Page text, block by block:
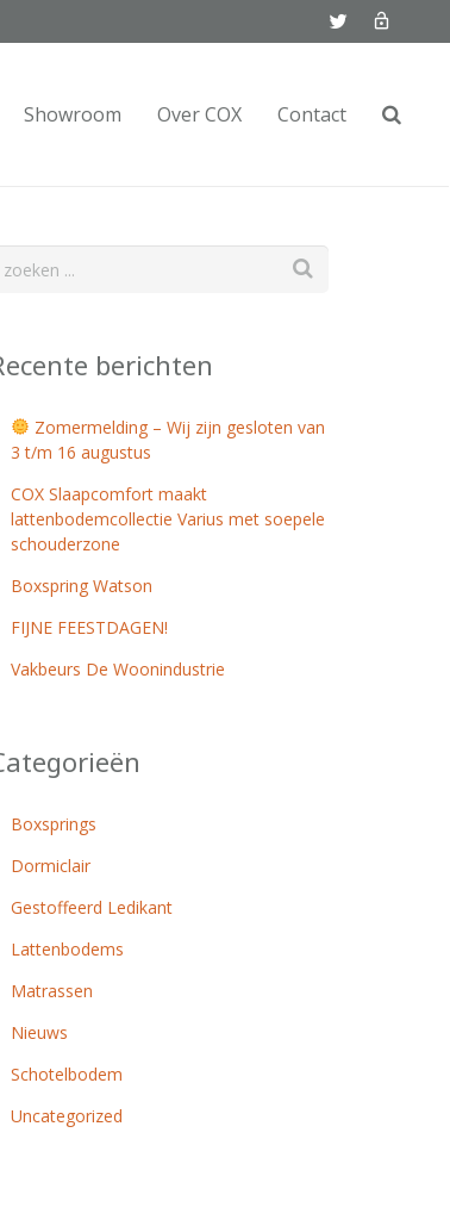
Showroom Over COX Contact
berichten
Zomermelding – Wij zijn gesloten van
3 t/m 16 augustus
COX Slaapcomfort maakt
lattenbodemcollectie Varius met soepele
schouderzone
Boxspring Watson
FIJNE FEESTDAGEN!
Vakbeurs De Woonindustrie
Boxsprings
Dormiclair
Gestoffeerd Ledikant
Lattenbodems
Matrassen
Nieuws
Schotelbodem
Uncategorized